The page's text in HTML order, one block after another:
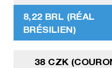
8,22 BRL (RÉAL
BRÉSILIEN)
38 CZK